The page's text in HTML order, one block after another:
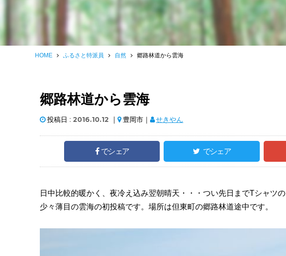
HOME ふるさと特派員 自然 郷路林道から雲海
郷路林道から雲海
投稿日 : 2016.10.12 ｜ 豊岡市｜ せきやん
でシェア でシェア
日中比較的暖かく、夜冷え込み翌朝晴天・・・つい先日までTシャツ
少々薄目の雲海の初投稿です。場所は但東町の郷路林道途中です。